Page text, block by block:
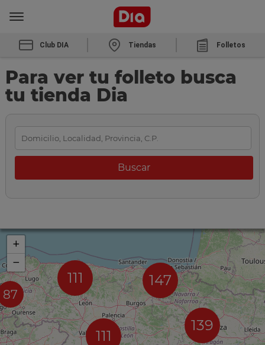
Club DIA Tiendas Folletos
Para ver tu folleto busca
tu tienda Dia
87
111 147
111
139
+
−